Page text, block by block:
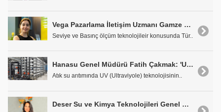
Vega Pazarlama İletişim Uzmanı Gamze Hasanoğlu: 'VEGATRUCK ile Teknolojiyi Müşterilerin Kapılarına Götürüyoruz'
Seviye ve Basınç ölçüm teknolojileir konusunda Tür..
Hanasu Genel Müdürü Fatih Çakmak: 'UV Atık Su Arıtımında Çevre Dostu Bir Çözüm'
Atık su arıtımında UV (Ultraviyole) teknolojisinin..
Deser Su ve Kimya Teknolojileri Genel Müdürü Tuğçe Öztürk: 'Uzmanlığımız Su Yönetimine Bütünsel Bir Bakış Açısı Sağlıyor'